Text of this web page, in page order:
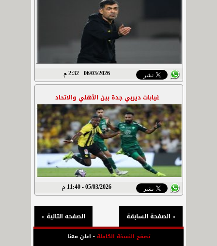
06/03/2026 - 2:32 م
غيابات ديربي جدة بين الأهلي والاتحاد
05/03/2026 - 11:40 م
الصفحه التالية » « الصفحة السابقة
تصفح النسخة الكاملة• اعلن معنا